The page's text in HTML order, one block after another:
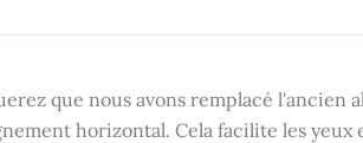
que nous avons remplacé l'ancien
horizontal. Cela facilite les yeux